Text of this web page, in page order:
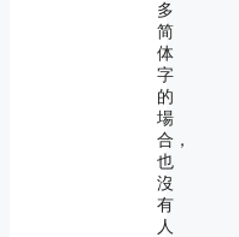
多
简
体
字
的
場
合，
也
沒
有
人